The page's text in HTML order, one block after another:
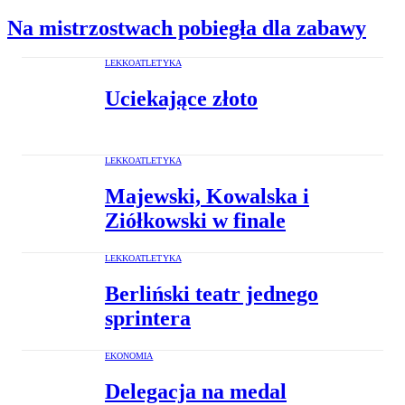
Na mistrzostwach pobiegła dla zabawy
LEKKOATLETYKA
Uciekające złoto
LEKKOATLETYKA
Majewski, Kowalska i
Ziółkowski w finale
LEKKOATLETYKA
Berliński teatr jednego
sprintera
EKONOMIA
Delegacja na medal